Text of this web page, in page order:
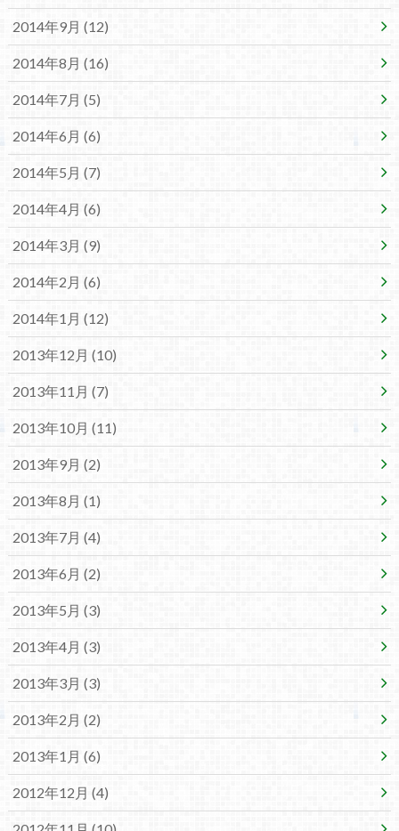
2014年9月 (12)
2014年8月 (16)
2014年7月 (5)
2014年6月 (6)
2014年5月 (7)
2014年4月 (6)
2014年3月 (9)
2014年2月 (6)
2014年1月 (12)
2013年12月 (10)
2013年11月 (7)
2013年10月 (11)
2013年9月 (2)
2013年8月 (1)
2013年7月 (4)
2013年6月 (2)
2013年5月 (3)
2013年4月 (3)
2013年3月 (3)
2013年2月 (2)
2013年1月 (6)
2012年12月 (4)